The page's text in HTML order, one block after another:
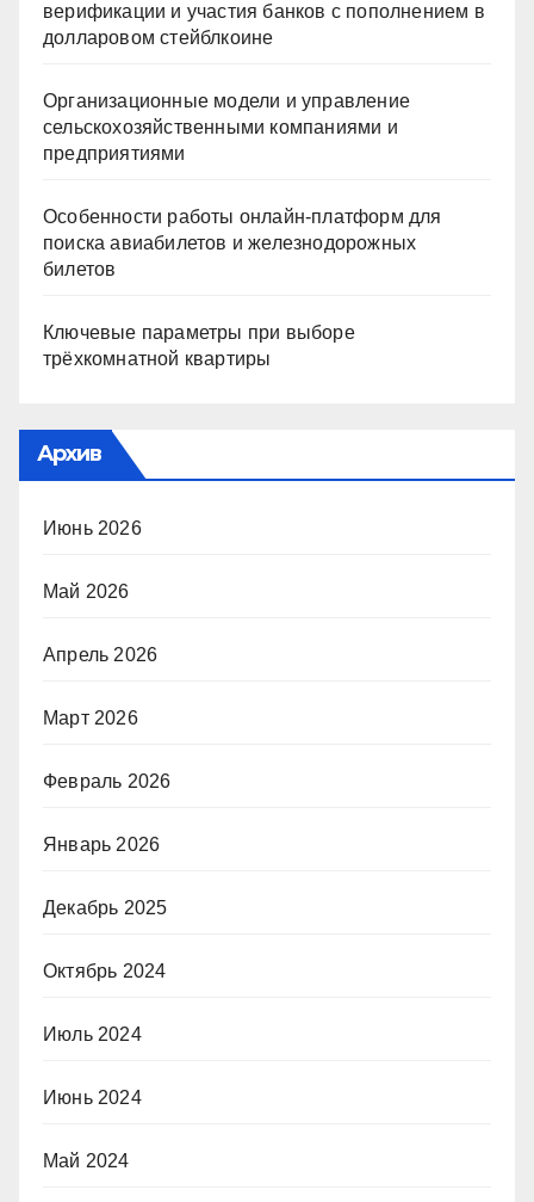
верификации и участия банков с пополнением в
долларовом стейблкоине
Организационные модели и управление
сельскохозяйственными компаниями и
предприятиями
Особенности работы онлайн-платформ для
поиска авиабилетов и железнодорожных
билетов
Ключевые параметры при выборе
трёхкомнатной квартиры
Архив
Июнь 2026
Май 2026
Апрель 2026
Март 2026
Февраль 2026
Январь 2026
Декабрь 2025
Октябрь 2024
Июль 2024
Июнь 2024
Май 2024